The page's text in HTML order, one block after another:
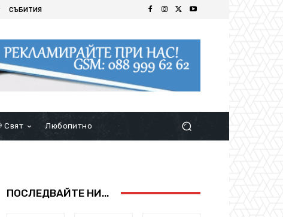
СЪБИТИЯ
Свят Любопитно
ПОСЛЕДВАЙТЕ НИ...